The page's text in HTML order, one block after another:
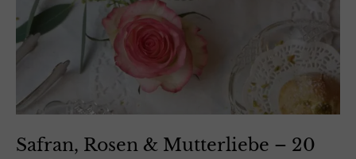
Safran, Rosen & Mutterliebe – 20